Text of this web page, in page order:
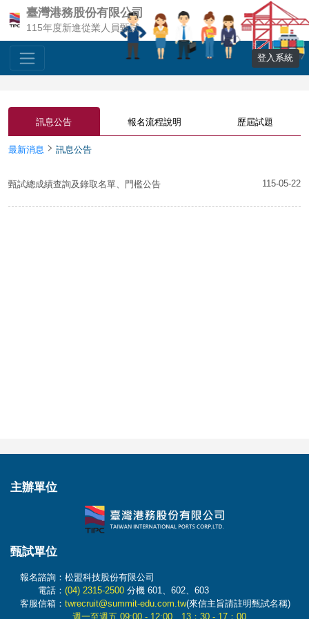
臺灣港務股份有限公司
115年度新進從業人員甄試
登入系統
訊息公告 報名流程說明 歷屆試題
最新消息 訊息公告
甄試總成績查詢及錄取名單、門檻公告 115-05-22
主辦單位
甄試單位
報名諮詢：松盟科技股份有限公司
電話：(04) 2315-2500 分機 601、602、603
客服信箱：twrecruit@summit-edu.com.tw(來信主旨請註明甄試名稱)
週一至週五 09:00 - 12:00 13：30 - 17：00